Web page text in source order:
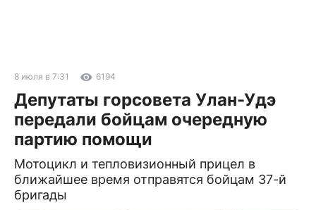
8 июля в 7:31 6194
Депутаты горсовета Улан-Удэ
передали бойцам очередную
партию помощи
Мотоцикл и тепловизионный прицел в
ближайшее время отправятся бойцам 37-й
бригады